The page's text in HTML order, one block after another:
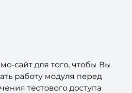
сайт для того, чтобы Вы
работу модуля перед
тестового доступа